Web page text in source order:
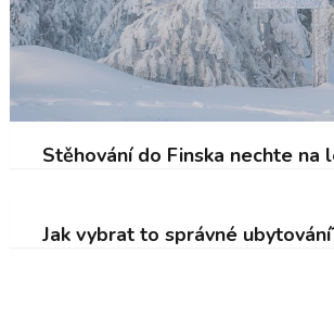
Stěhování do Finska nechte na
Jak vybrat to správné